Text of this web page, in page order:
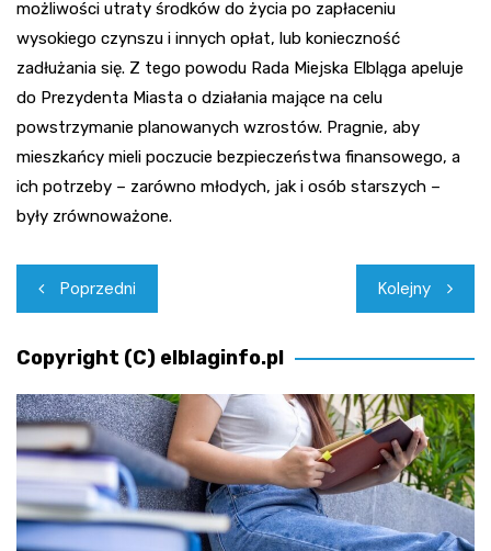
możliwości utraty środków do życia po zapłaceniu
wysokiego czynszu i innych opłat, lub konieczność
zadłużania się. Z tego powodu Rada Miejska Elbląga apeluje
do Prezydenta Miasta o działania mające na celu
powstrzymanie planowanych wzrostów. Pragnie, aby
mieszkańcy mieli poczucie bezpieczeństwa finansowego, a
ich potrzeby – zarówno młodych, jak i osób starszych –
były zrównoważone.
Nawigacja
wpisu
Poprzedni Kolejny
Copyright (C) elblaginfo.pl